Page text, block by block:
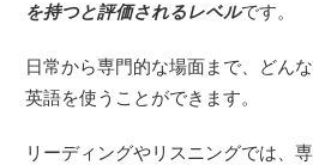
を持つと評価されるレベルです。
日常から専門的な場面まで、どん
英語を使うことができます。
リーディングやリスニングでは、